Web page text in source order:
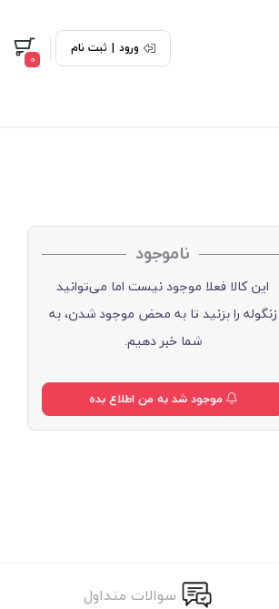
ورود | ثبت نام
0
ناموجود
این کالا فعلا موجود نیست اما می‌توانید
زنگوله را بزنید تا به محض موجود شدن، به
شما خبر دهیم.
موجود شد به من اطلاع بده
سوالات متداول